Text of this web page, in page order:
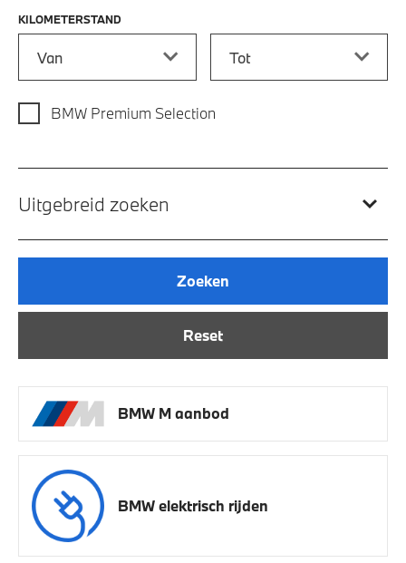
KILOMETERSTAND
BMW Premium Selection
Uitgebreid zoeken
Reset
Zoeken
BMW M aanbod
BMW elektrisch rijden